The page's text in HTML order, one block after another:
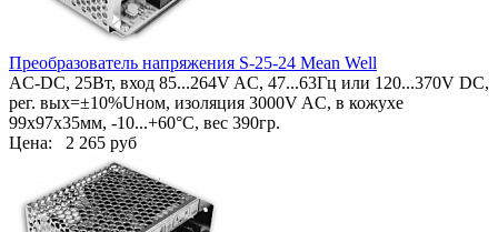
Преобразователь напряжения S-25-24 Mean Well
AC-DC, 25Вт, вход 85...264V AC, 47...63Гц или 120...370V DC,
рег. вых=±10%Uном, изоляция 3000V AC, в кожухе
99х97х35мм, -10...+60°С, вес 390гр.
Цена: 2 265 руб